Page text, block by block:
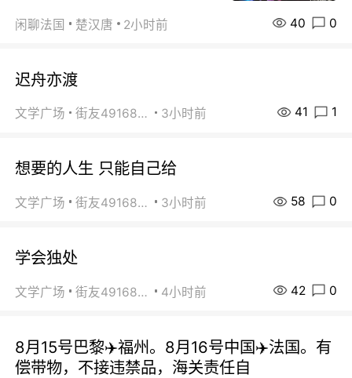
闲聊法国 楚汉唐 2小时前 40 0
迟舟亦渡
文学广场 街友49168527 3小时前 41 1
想要的人生 只能自己给
文学广场 街友49168527 3小时前 58 0
学会独处
文学广场 街友49168527 4小时前 42 0
8月15号巴黎✈️福州。8月16号中国✈️法国。有
偿带物，不接违禁品，海关责任自